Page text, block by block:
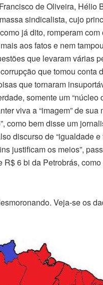
de Oliveira, Hélio
sindicalista, cujo
já dito, romperam com
aos fatos e nem
que levaram várias
que tomou conta
que tornaram
somente um “núcleo
viva a “imagem” de sua
como bem disse um
discurso de “igualdade e
justificam os meios”,
6 bi da Petrobrás,
Veja-se os